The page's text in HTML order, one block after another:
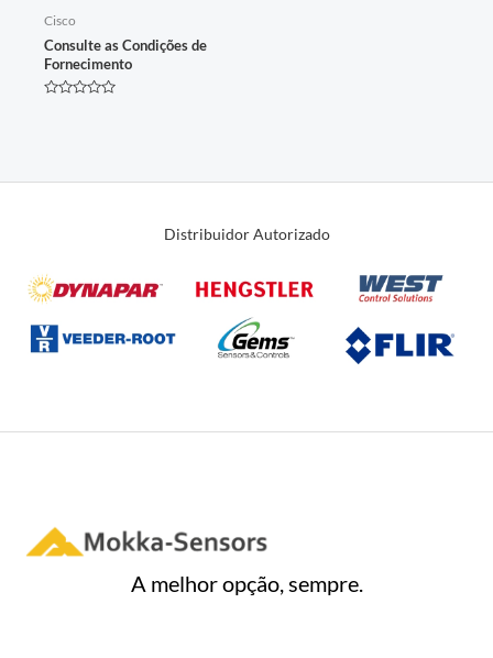
Cisco
Consulte as Condições de
Fornecimento
Distribuidor Autorizado
A melhor opção, sempre.